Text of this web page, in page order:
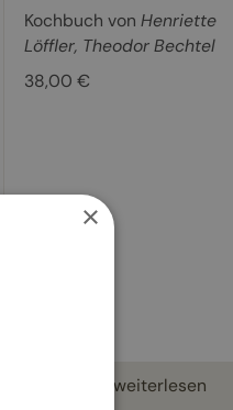
Kochbuch von Henriette
Löffler, Theodor Bechtel
38,00 €
weiterlesen
×